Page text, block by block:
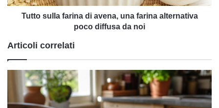
poco
diffusaTutto sulla farina di avena, una farina alternativa
poco diffusa da noi
Articoli correlati